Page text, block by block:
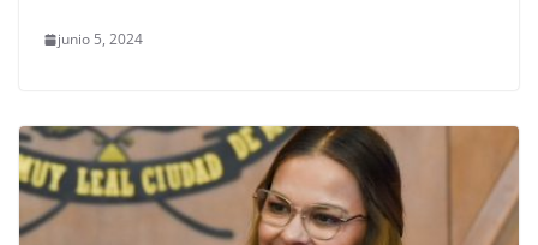
junio 5, 2024